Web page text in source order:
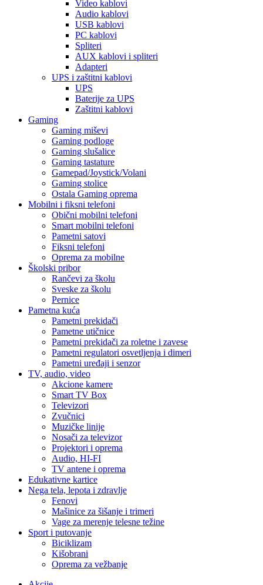
Video kablovi
Audio kablovi
USB kablovi
PC kablovi
Spliteri
AUX kablovi i spliteri
Adapteri
UPS i zaštitni kablovi
UPS
Baterije za UPS
Zaštitni kablovi
Gaming
Gaming miševi
Gaming podloge
Gaming slušalice
Gaming tastature
Gamepad/Joystick/Volani
Gaming stolice
Ostala Gaming oprema
Mobilni i fiksni telefoni
Obični mobilni telefoni
Smart mobilni telefoni
Pametni satovi
Fiksni telefoni
Oprema za mobilne
Školski pribor
Rančevi za školu
Sveske za školu
Pernice
Pametna kuća
Pametni prekidači
Pametne utičnice
Pametni prekidači za roletne i zavese
Pametni regulatori osvetljenja i dimeri
Pametni uređaji i senzor
TV, audio, video
Akcione kamere
Smart TV Box
Televizori
Zvučnici
Muzičke linije
Nosači za televizor
Projektori i oprema
Audio, HI-FI
TV antene i oprema
Edukativne kartice
Nega tela, lepota i zdravlje
Fenovi
Mašinice za šišanje i trimeri
Vage za merenje telesne težine
Sport i putovanje
Biciklizam
Kišobrani
Oprema za vežbanje